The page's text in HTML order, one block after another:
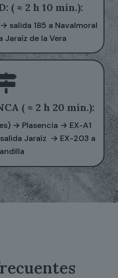
( ≈ 2 h 10 min.):
salida 185 a Navalmoral
Jaraíz de la Vera
( ≈ 2 h 20 min.):
→ Plasencia → EX-A1
Jaraíz → EX-203 a